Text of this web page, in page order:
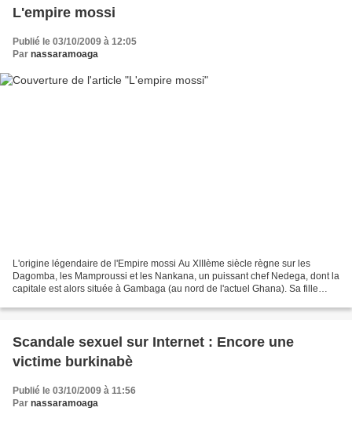
L'empire mossi
Publié le 03/10/2009 à 12:05
Par nassaramoaga
L'origine légendaire de l'Empire mossi Au XIIIème siècle règne sur les
Dagomba, les Mamproussi et les Nankana, un puissant chef Nedega, dont la
capitale est alors située à Gambaga (au nord de l'actuel Ghana). Sa fille
Scandale sexuel sur Internet : Encore une
victime burkinabè
Publié le 03/10/2009 à 11:56
Par nassaramoaga